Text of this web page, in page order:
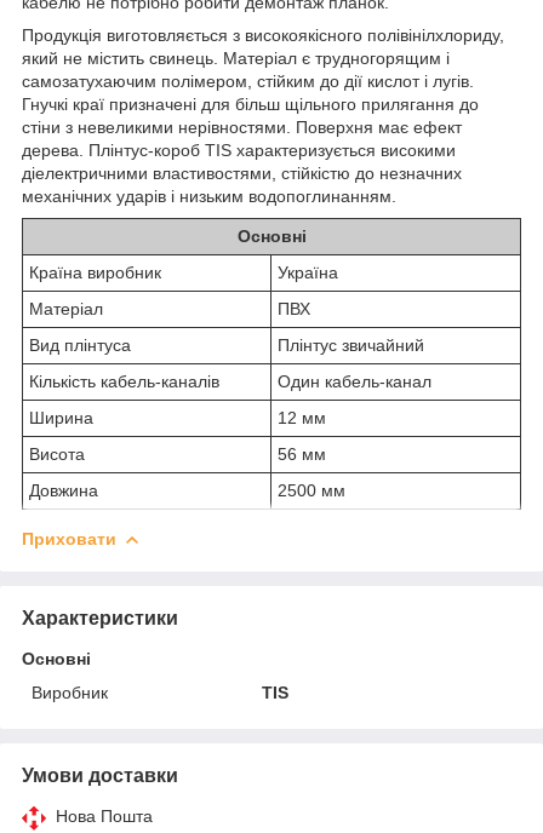
Продукція виготовляється з високоякісного полівінілхлориду,
який не містить свинець. Матеріал є трудногорящим і
самозатухаючим полімером, стійким до дії кислот і лугів.
Гнучкі краї призначені для більш щільного прилягання до
стіни з невеликими нерівностями. Поверхня має ефект
дерева. Плінтус-короб TIS характеризується високими
діелектричними властивостями, стійкістю до незначних
механічних ударів і низьким водопоглинанням.
Основні
Країна виробник
Україна
Матеріал
ПВХ
Вид плінтуса
Плінтус звичайний
Кількість кабель-каналів
Один кабель-канал
Ширина
12 мм
Висота
56 мм
Довжина
2500 мм
Приховати
Характеристики
Основні
Виробник
TIS
Умови доставки
Нова Пошта